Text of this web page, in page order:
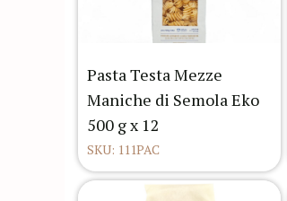
Pasta Testa Mezze
Maniche di Semola Eko
500 g x 12
SKU: 111PAC